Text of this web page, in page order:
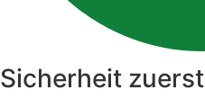
Sicherheit zuerst